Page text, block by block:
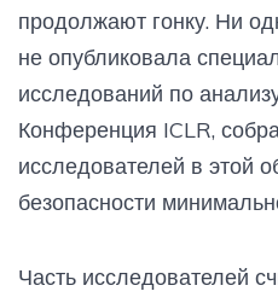
продолжают гонку. Ни
не опубликовала
исследований по
Конференция ICLR,
исследователей в этой
безопасности
Часть исследователей